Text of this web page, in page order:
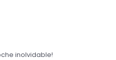
inolvidable!